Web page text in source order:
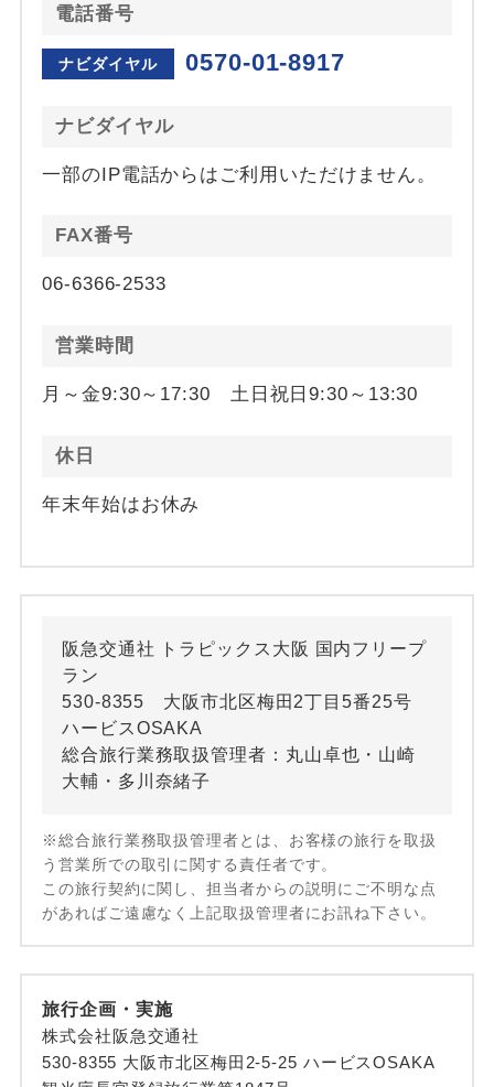
電話番号
ナビダイヤル 0570-01-8917
ナビダイヤル
一部のIP電話からはご利用いただけません。
FAX番号
06-6366-2533
営業時間
月～金9:30～17:30 土日祝日9:30～13:30
休日
年末年始はお休み
阪急交通社 トラピックス大阪 国内フリープ
ラン
530-8355 大阪市北区梅田2丁目5番25号
ハービスOSAKA
総合旅行業務取扱管理者：丸山卓也・山崎
大輔・多川奈緒子
※総合旅行業務取扱管理者とは、お客様の旅行を取扱
う営業所での取引に関する責任者です。
この旅行契約に関し、担当者からの説明にご不明な点
があればご遠慮なく上記取扱管理者にお訊ね下さい。
旅行企画・実施
株式会社阪急交通社
530-8355 大阪市北区梅田2-5-25 ハービスOSAKA